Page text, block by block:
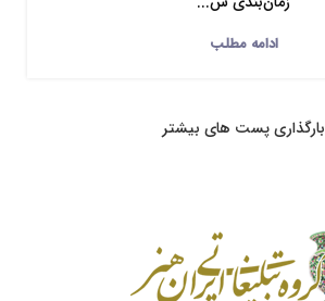
ادامه مطلب
بارگذاری پست های بیشتر